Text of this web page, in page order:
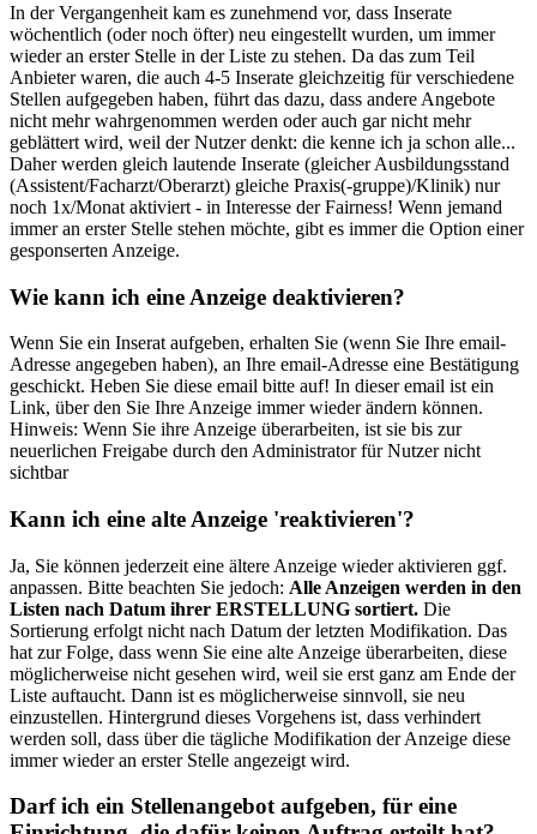
In der Vergangenheit kam es zunehmend vor, dass Inserate
wöchentlich (oder noch öfter) neu eingestellt wurden, um immer
wieder an erster Stelle in der Liste zu stehen. Da das zum Teil
Anbieter waren, die auch 4-5 Inserate gleichzeitig für verschiedene
Stellen aufgegeben haben, führt das dazu, dass andere Angebote
nicht mehr wahrgenommen werden oder auch gar nicht mehr
geblättert wird, weil der Nutzer denkt: die kenne ich ja schon alle...
Daher werden gleich lautende Inserate (gleicher Ausbildungsstand
(Assistent/Facharzt/Oberarzt) gleiche Praxis(-gruppe)/Klinik) nur
noch 1x/Monat aktiviert - in Interesse der Fairness! Wenn jemand
immer an erster Stelle stehen möchte, gibt es immer die Option einer
gesponserten Anzeige.
Wie kann ich eine Anzeige deaktivieren?
Wenn Sie ein Inserat aufgeben, erhalten Sie (wenn Sie Ihre email-
Adresse angegeben haben), an Ihre email-Adresse eine Bestätigung
geschickt. Heben Sie diese email bitte auf! In dieser email ist ein
Link, über den Sie Ihre Anzeige immer wieder ändern können.
Hinweis: Wenn Sie ihre Anzeige überarbeiten, ist sie bis zur
neuerlichen Freigabe durch den Administrator für Nutzer nicht
sichtbar
Kann ich eine alte Anzeige 'reaktivieren'?
Ja, Sie können jederzeit eine ältere Anzeige wieder aktivieren ggf.
anpassen. Bitte beachten Sie jedoch: Alle Anzeigen werden in den
Listen nach Datum ihrer ERSTELLUNG sortiert. Die
Sortierung erfolgt nicht nach Datum der letzten Modifikation. Das
hat zur Folge, dass wenn Sie eine alte Anzeige überarbeiten, diese
möglicherweise nicht gesehen wird, weil sie erst ganz am Ende der
Liste auftaucht. Dann ist es möglicherweise sinnvoll, sie neu
einzustellen. Hintergrund dieses Vorgehens ist, dass verhindert
werden soll, dass über die tägliche Modifikation der Anzeige diese
immer wieder an erster Stelle angezeigt wird.
Darf ich ein Stellenangebot aufgeben, für eine